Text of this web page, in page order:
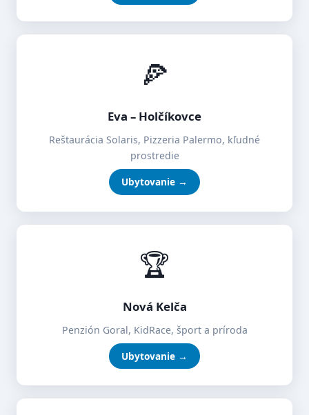
🍕
Eva – Holčíkovce
Reštaurácia Solaris, Pizzeria Palermo, kľudné
prostredie
Ubytovanie →
🏆
Nová Kelča
Penzión Goral, KidRace, šport a príroda
Ubytovanie →